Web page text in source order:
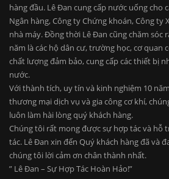
hàng đầu. Lê Đan cung cấp nước uống cho
Ngân hàng, Công ty Chứng khoán, Công ty
nhà máy. Đồng thời Lê Đan cũng chăm sóc
năm là các hộ dân cư, trường học, cơ quan
chất lượng đảm bảo, cung cấp các thiết bị
nước.
Với thành tích, uy tín và kinh nghiệm 10
thương mại dịch vụ và gia công cơ khí,
luôn làm hài lòng quý khách hàng.
Chúng tôi rất mong được sự hợp tác và hỗ
tác. Lê Đan xin đến Quý khách hàng đã và
chúng tôi lời cảm ơn chân thành nhất.
” Lê Đan – Sự Hợp Tác Hoàn Hảo!”